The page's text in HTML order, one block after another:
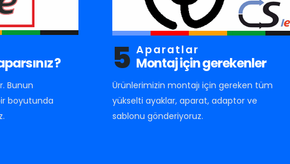
?
Bunun
boyutunda
5 Aparatlar
Montaj için gerekenler
Ürünlerimizin montajı için gereken tüm
yükselti ayaklar, aparat, adaptor ve
sablonu gönderiyoruz.